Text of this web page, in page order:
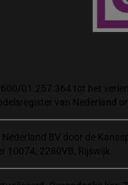
01.257.364 tot het
van Nederland
BV door de
2280VB, Rijswijk.